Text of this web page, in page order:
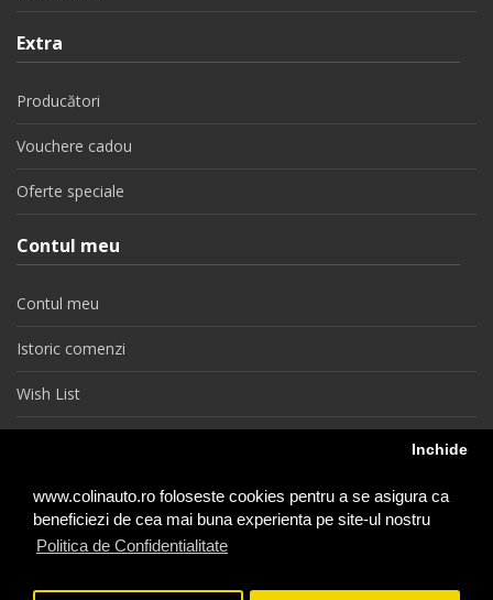
www.colinauto.ro foloseste cookies pentru a se asigura ca
beneficiezi de cea mai buna experienta pe site-ul nostru
Politica de Confidentialitate
Inchide
Extra
Producători
Vouchere cadou
Oferte speciale
Contul meu
Contul meu
Istoric comenzi
Wish List